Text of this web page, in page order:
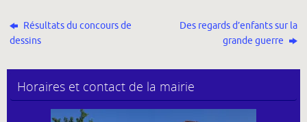
Résultats du concours de
dessins
Des regards d’enfants sur la
grande guerre
Horaires et contact de la mairie